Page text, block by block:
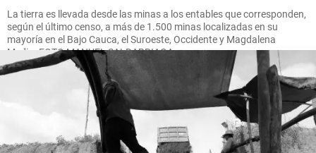
La tierra es llevada desde las minas a los entables que corresponden,
según el último censo, a más de 1.500 minas localizadas en su
mayoría en el Bajo Cauca, el Suroeste, Occidente y Magdalena
Medio. FOTO MANUEL SALDARRIAGA